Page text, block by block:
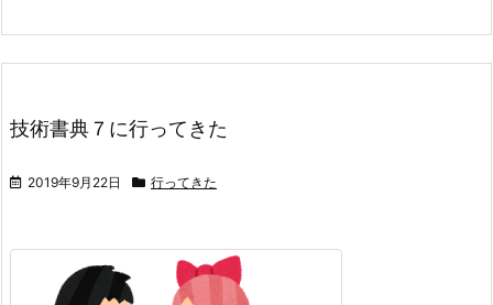
技術書典７に行ってきた
2019年9月22日 行ってきた